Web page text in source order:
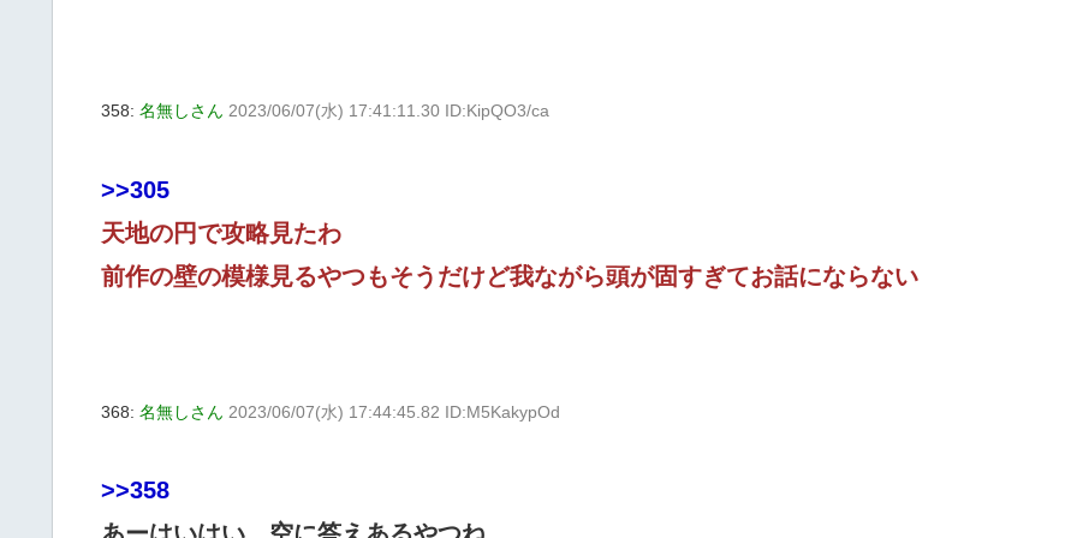
358: 名無しさん 2023/06/07(水) 17:41:11.30 ID:KipQO3/ca
>>305
天地の円で攻略見たわ
前作の壁の模様見るやつもそうだけど我ながら頭が固すぎてお話にならない
368: 名無しさん 2023/06/07(水) 17:44:45.82 ID:M5KakypOd
>>358